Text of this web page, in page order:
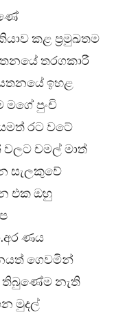
කළ ප්‍රමුඛතම
තරගකාරී
ඉහළ
මගේ පුංචි
රට වටේ
චමල් මාත්
සැලකුවේ
එක ඔහු
ණය
ගෙවමින්
තිබුණේම නැති
මුදල්